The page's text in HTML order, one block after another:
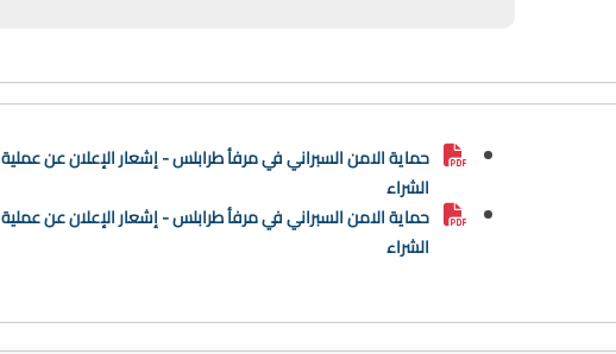
حماية الامن السبراني في مرفأ طرابلس - إشعار الإعلان عن عملية
الشراء
حماية الامن السبراني في مرفأ طرابلس - إشعار الإعلان عن عملية
الشراء